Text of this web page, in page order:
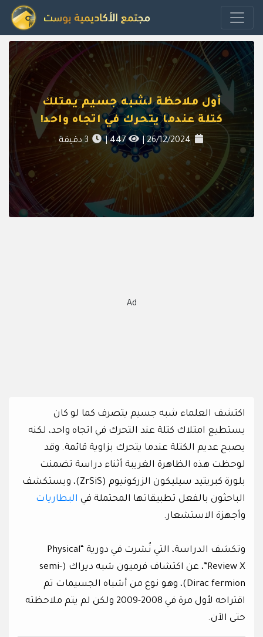
أول ملاحظة لشبه جسيم يمتلك
كتلة عندما يتحرك في اتجاه واحد!
26/12/2024
|
|
3 دقيقة
Ad
اكتشف العلماء شبه جسيم يتصرف كما لو كان
يستطيع امتلاك كتلة عند التحرك في اتجاه واحد، لكنه
يصبح عديم الكتلة عندما يتحرك بزاوية قائمة. وقد
لوحظت هذه الظاهرة الغريبة أثناء دراسة تضمنت
بلورة كبريتيد سيليكون الزركونيوم (ZrSiS)، ويستكشف
الباحثون بالفعل تطبيقاتها المحتملة في البطاريات
وأجهزة الاستشعار.
وتكشف الدراسة، التي نُشرت في دورية “Physical
Review X”، عن اكتشاف فرميون شبه ديراك (semi-
Dirac fermion)، وهو نوع من أشباه الجسيمات تم
اقتراحه لأول مرة في 2008-2009 ولكن لم يتم ملاحظته
حتى الآن.